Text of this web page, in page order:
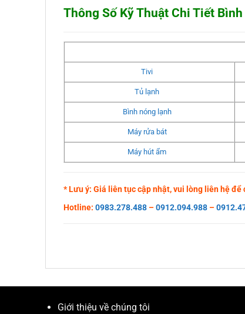
Thông Số Kỹ Thuật Chi Tiết
Tivi
Tủ lạnh
Bình nóng lạnh
Máy rửa bát
Máy hút ẩm
* Lưu ý: Giá liên tục cập nhật, vui lòng liên hệ
Hotline: 0983.278.488 –0912.094.988 –
Giới thiệu về chúng tôi